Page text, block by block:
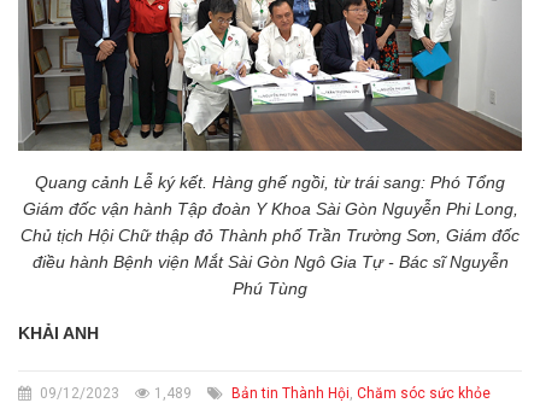
Quang cảnh Lễ ký kết. Hàng ghế ngồi, từ trái sang: Phó Tổng
Giám đốc vận hành Tập đoàn Y Khoa Sài Gòn Nguyễn Phi Long,
Chủ tịch Hội Chữ thập đỏ Thành phố Trần Trường Sơn, Giám đốc
điều hành Bệnh viện Mắt Sài Gòn Ngô Gia Tự - Bác sĩ Nguyễn
Phú Tùng
KHẢI ANH
09/12/2023 1,489 Bản tin Thành Hội, Chăm sóc sức khỏe